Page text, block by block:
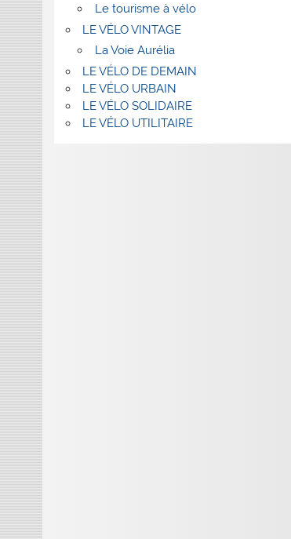
Le tourisme à vélo
LE VÉLO VINTAGE
La Voie Aurélia
LE VÉLO DE DEMAIN
LE VÉLO URBAIN
LE VÉLO SOLIDAIRE
LE VÉLO UTILITAIRE